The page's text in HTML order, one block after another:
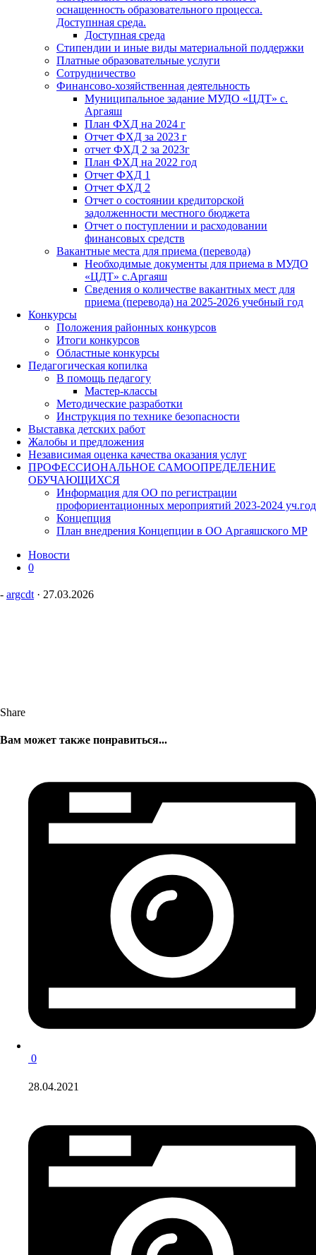
оснащенность образовательного процесса.
Доступнная среда.
Доступная среда
Стипендии и иные виды материальной поддержки
Платные образовательные услуги
Сотрудничество
Финансово-хозяйственная деятельность
Муниципальное задание МУДО «ЦДТ» с.
Аргаяш
План ФХД на 2024 г
Отчет ФХД за 2023 г
отчет ФХД 2 за 2023г
План ФХД на 2022 год
Отчет ФХД 1
Отчет ФХД 2
Отчет о состоянии кредиторской
задолженности местного бюджета
Отчет о поступлении и расходовании
финансовых средств
Вакантные места для приема (перевода)
Необходимые документы для приема в МУДО
«ЦДТ» с.Аргаяш
Сведения о количестве вакантных мест для
приема (перевода) на 2025-2026 учебный год
Конкурсы
Положения районных конкурсов
Итоги конкурсов
Областные конкурсы
Педагогическая копилка
В помощь педагогу
Мастер-классы
Методические разработки
Инструкция по технике безопасности
Выставка детских работ
Жалобы и предложения
Независимая оценка качества оказания услуг
ПРОФЕССИОНАЛЬНОЕ САМООПРЕДЕЛЕНИЕ
ОБУЧАЮЩИХСЯ
Информация для ОО по регистрации
профориентационных мероприятий 2023-2024 уч.год
Концепция
План внедрения Концепции в ОО Аргаяшского МР
Новости
0
- argcdt · 27.03.2026
Share
Вам может также понравиться...
0
28.04.2021